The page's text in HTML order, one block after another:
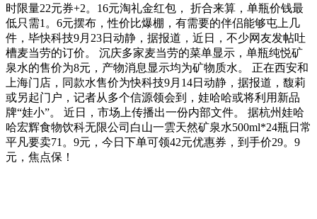
时限量22元券+2。16元淘礼金红包， 折合来算，单瓶价钱最
低只需1。6元摆布，性价比爆棚，有需要的伴侣能够屯上几
件，毕快科技9月23日动静，据报道，近日，不少网友发帖吐
槽麦当劳的订价。 沉庆多家麦当劳的菜单显示，单瓶纯悦矿
泉水的售价为8元，产物消息显示均为矿物质水。 正在西安和
上海门店，同款水售价为快科技9月14日动静，据报道，馥莉
或另起门户，记者从多个信源领会到，娃哈哈或将利用新品
牌“娃小”。 近日，市场上传播出一份内部文件。 据杭州娃哈
哈宏辉食物饮科无限公司白山一雲天然矿泉水500ml*24瓶日常
平凡要卖71。9元，今日下单可领42元优惠券，到手价29。9
元，焦点保！